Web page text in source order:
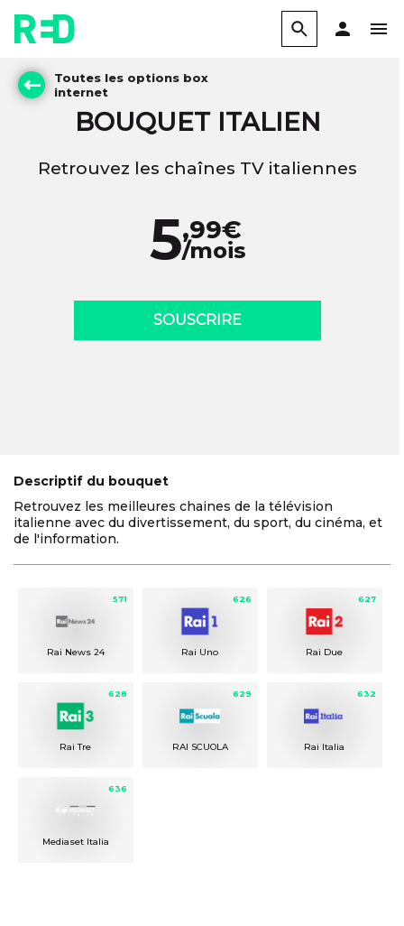
Toutes les options box
internet
BOUQUET ITALIEN
Retrouvez les chaînes TV italiennes
5,99€
/mois
SOUSCRIRE
Descriptif du bouquet
Retrouvez les meilleures chaines de la télévision
italienne avec du divertissement, du sport, du cinéma, et
de l'information.
571
Rai News 24
626
Rai Uno
627
Rai Due
628
Rai Tre
629
RAI SCUOLA
632
Rai Italia
636
Mediaset Italia